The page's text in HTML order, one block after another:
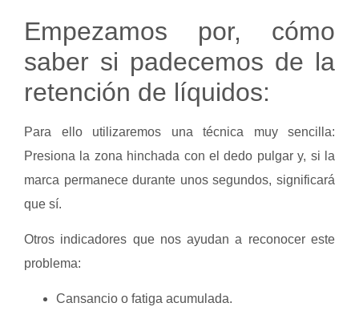
Empezamos por, cómo
saber si padecemos de la
retención de líquidos:
Para ello utilizaremos una técnica muy sencilla:
Presiona la zona hinchada con el dedo pulgar y, si la
marca permanece durante unos segundos, significará
que sí.
Otros indicadores que nos ayudan a reconocer este
problema:
Cansancio o fatiga acumulada.